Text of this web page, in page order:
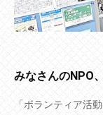
みなさんのNPO
「ボランティア活